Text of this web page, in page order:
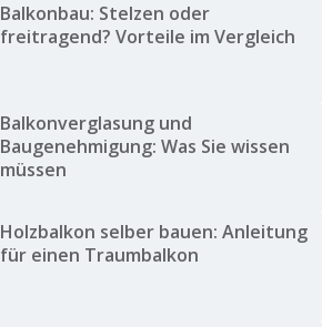
Balkonbau: Stelzen oder
freitragend? Vorteile im Vergleich
Balkonverglasung und
Baugenehmigung: Was Sie wissen
müssen
Holzbalkon selber bauen: Anleitung
für einen Traumbalkon